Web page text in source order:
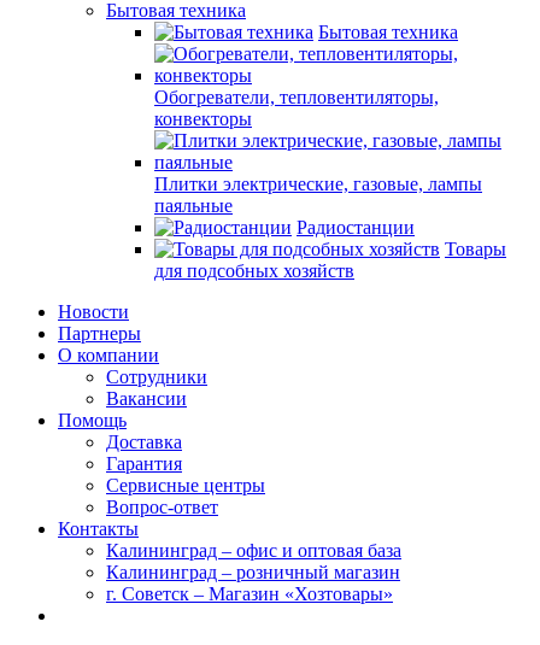
Бытовая техника
Бытовая техника
Обогреватели, тепловентиляторы,
конвекторы
Плитки электрические, газовые, лампы
паяльные
Радиостанции
Товары
для подсобных хозяйств
Новости
Партнеры
О компании
Сотрудники
Вакансии
Помощь
Доставка
Гарантия
Сервисные центры
Вопрос-ответ
Контакты
Калининград – офис и оптовая база
Калининград – розничный магазин
г. Советск – Магазин «Хозтовары»